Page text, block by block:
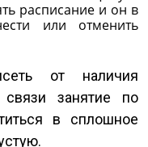
расписание и он в
или отменить
от наличия
связи занятие по
в сплошное